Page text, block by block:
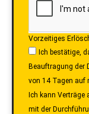
Vorzeitiges
Ich bestätige,
Beauftragung der
von 14 Tagen auf
Ich kann Verträge
mit der